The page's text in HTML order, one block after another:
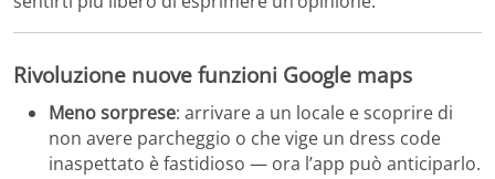
Rivoluzione nuove funzioni Google maps
Meno sorprese: arrivare a un locale e scoprire di
non avere parcheggio o che vige un dress code
inaspettato è fastidioso — ora l’app può anticiparlo.